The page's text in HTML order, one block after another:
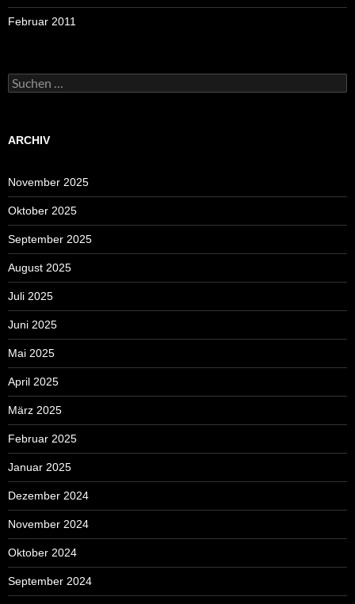
Februar 2011
Suchen
nach:
ARCHIV
November 2025
Oktober 2025
September 2025
August 2025
Juli 2025
Juni 2025
Mai 2025
April 2025
März 2025
Februar 2025
Januar 2025
Dezember 2024
November 2024
Oktober 2024
September 2024